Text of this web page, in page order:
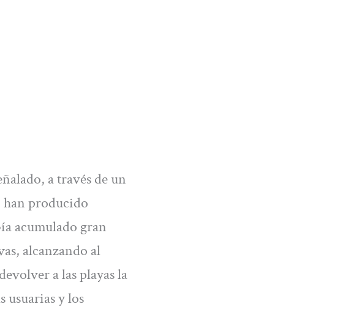
a través de un
han producido
acumulado gran
alcanzando al
a las playas la
usuarias y los